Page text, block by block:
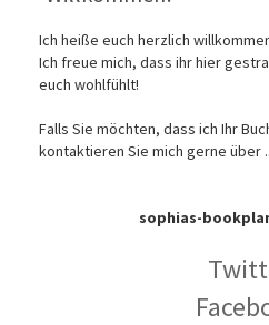
Ich heiße euch herzlich
Ich freue mich, dass ihr hier
euch wohlfühlt!
Falls Sie möchten, dass ich Ihr
kontaktieren Sie mich gerne über
sophias-